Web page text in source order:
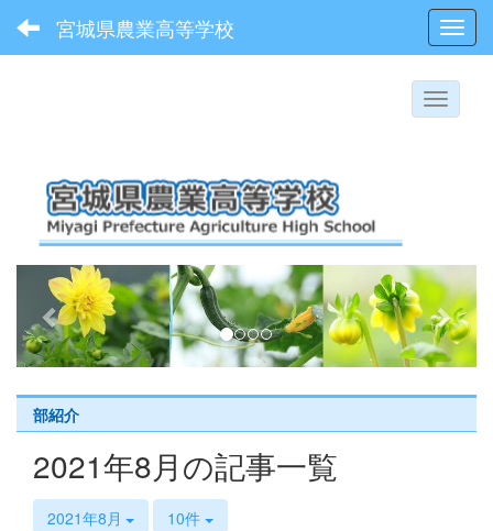
宮城県農業高等学校
p
r
e
v
i
o
u
s
n
e
x
t
部紹介
2021年8月の記事一覧
2021年8月 10件